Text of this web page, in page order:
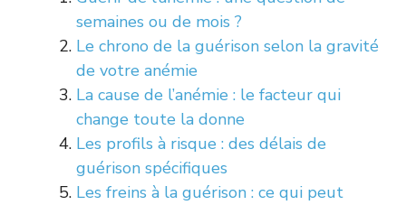
semaines ou de mois ?
Le chrono de la guérison selon la gravité
de votre anémie
La cause de l’anémie : le facteur qui
change toute la donne
Les profils à risque : des délais de
guérison spécifiques
Les freins à la guérison : ce qui peut